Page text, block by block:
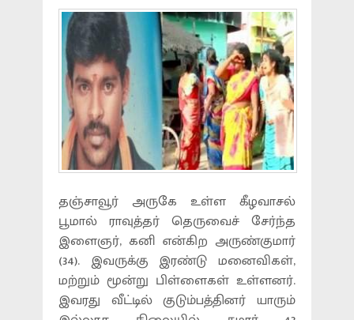
தஞ்சாவூர் அருகே உள்ள கீழவாசல்
பூமால் ராவுத்தர் தெருவைச் சேர்ந்த
இளைஞர், கனி என்கிற அருண்குமார்
(34). இவருக்கு இரண்டு மனைவிகள்,
மற்றும் மூன்று பிள்ளைகள் உள்ளனர்.
இவரது வீட்டில் குடும்பத்தினர் யாரும்